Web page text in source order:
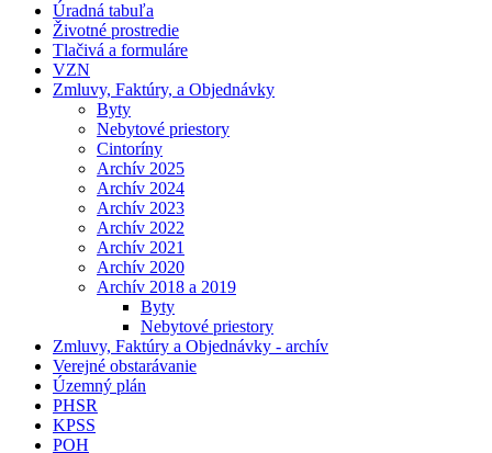
Úradná tabuľa
Životné prostredie
Tlačivá a formuláre
VZN
Zmluvy, Faktúry, a Objednávky
Byty
Nebytové priestory
Cintoríny
Archív 2025
Archív 2024
Archív 2023
Archív 2022
Archív 2021
Archív 2020
Archív 2018 a 2019
Byty
Nebytové priestory
Zmluvy, Faktúry a Objednávky - archív
Verejné obstarávanie
Územný plán
PHSR
KPSS
POH